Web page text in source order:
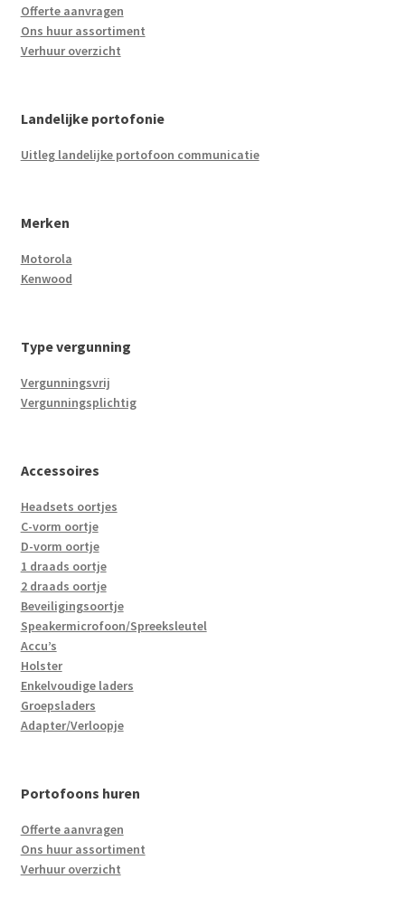
Offerte aanvragen
Ons huur assortiment
Verhuur overzicht
Landelijke portofonie
Uitleg landelijke portofoon communicatie
Merken
Motorola
Kenwood
Type vergunning
Vergunningsvrij
Vergunningsplichtig
Accessoires
Headsets oortjes
C-vorm oortje
D-vorm oortje
1 draads oortje
2 draads oortje
Beveiligingsoortje
Speakermicrofoon/Spreeksleutel
Accu’s
Holster
Enkelvoudige laders
Groepsladers
Adapter/Verloopje
Portofoons huren
Offerte aanvragen
Ons huur assortiment
Verhuur overzicht